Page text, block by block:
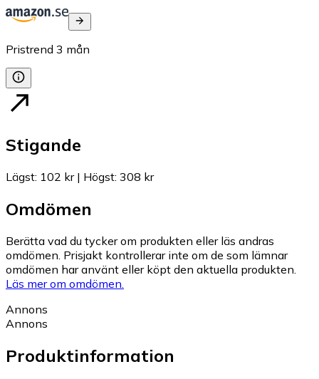
Pristrend 3 mån
Stigande
Lägst: 102 kr| Högst: 308 kr
Omdömen
Berätta vad du tycker om produkten eller läs andras
omdömen. Prisjakt kontrollerar inte om de som lämnar
omdömen har använt eller köpt den aktuella produkten.
Läs mer om omdömen.
Annons
Annons
Produktinformation